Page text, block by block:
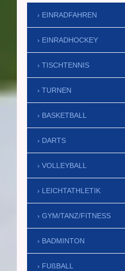
EINRADFAHREN
EINRADHOCKEY
TISCHTENNIS
TURNEN
BASKETBALL
DARTS
VOLLEYBALL
LEICHTATHLETIK
GYM/TANZ/FITNESS
BADMINTON
FUßBALL